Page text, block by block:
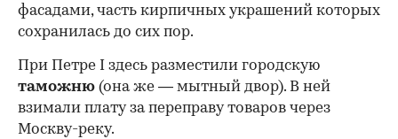
фасадами, часть кирпичных украшений которых
сохранилась до сих пор.
При Петре I здесь разместили городскую
таможню (она же — мытный двор). В ней
взимали плату за переправу товаров через
Москву-реку.